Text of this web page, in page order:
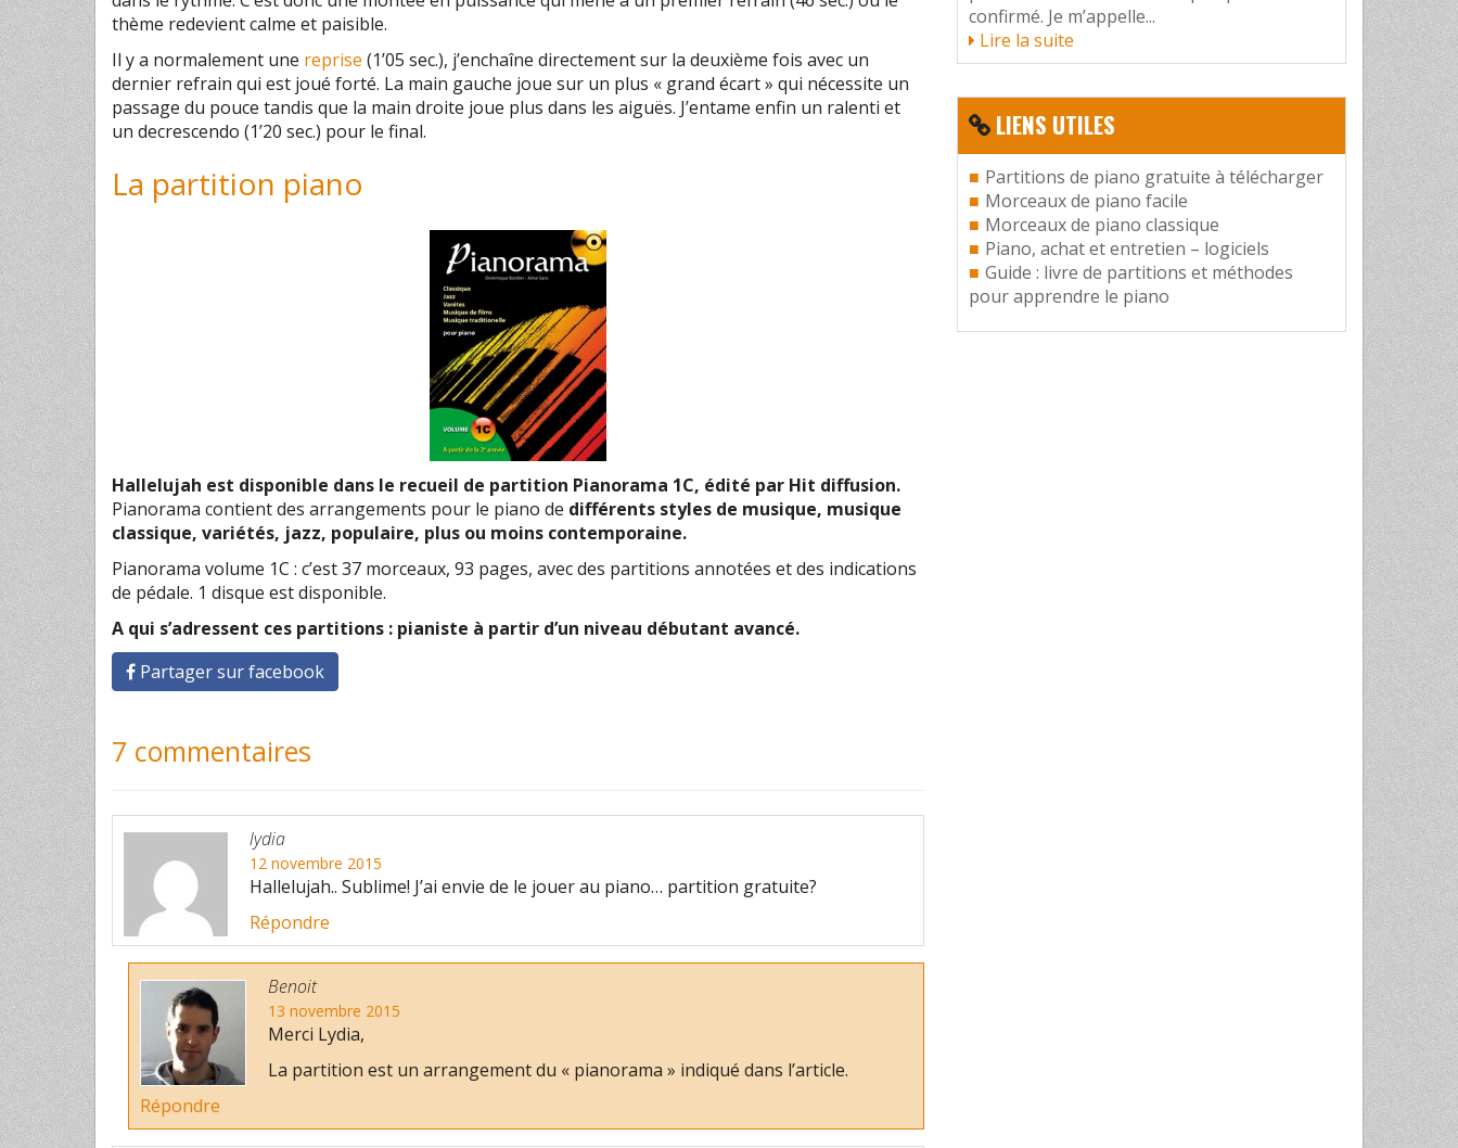
thème redevient calme et paisible.
Il y a normalement une reprise (1’05 sec.), j’enchaîne directement sur la deuxième fois avec un
dernier refrain qui est joué forté. La main gauche joue sur un plus « grand écart » qui nécessite un
passage du pouce tandis que la main droite joue plus dans les aiguës. J’entame enfin un ralenti et
un decrescendo (1’20 sec.) pour le final.
La partition piano
Hallelujah est disponible dans le recueil de partition Pianorama 1C, édité par Hit diffusion.
Pianorama contient des arrangements pour le piano de différents styles de musique, musique
classique, variétés, jazz, populaire, plus ou moins contemporaine.
Pianorama volume 1C : c’est 37 morceaux, 93 pages, avec des partitions annotées et des indications
de pédale. 1 disque est disponible.
A qui s’adressent ces partitions : pianiste à partir d’un niveau débutant avancé.
Partager sur facebook
7 commentaires
lydia
12 novembre 2015
Hallelujah.. Sublime! J’ai envie de le jouer au piano… partition gratuite?
Répondre
Benoit
13 novembre 2015
Merci Lydia,
La partition est un arrangement du « pianorama » indiqué dans l’article.
Répondre
confirmé. Je m’appelle...
Lire la suite
LIENS UTILES
Partitions de piano gratuite à télécharger
Morceaux de piano facile
Morceaux de piano classique
Piano, achat et entretien – logiciels
Guide : livre de partitions et méthodes
pour apprendre le piano